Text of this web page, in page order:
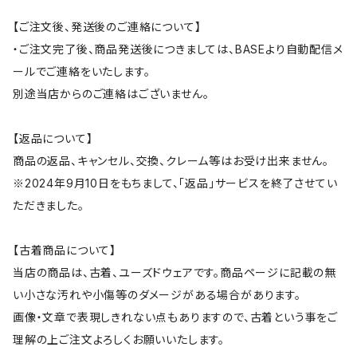
【ご注文後、発送後のご連絡について】
・ご注文完了後、商品発送後につきましては、BASEより自動配信メ
ールでご連絡をいたします。
別途当店からのご連絡はございません。
【返品について】
商品の返品、キャンセル、交換、クレーム等はお受け出来ません。
※2024年9月10日をもちまして、「返品」サービスを終了させてい
ただきました。
【古着商品について】
当店の商品は、古着、ユーズドウェアです。商品ページに記載の無
い小さな汚れや小傷等のダメージがある場合があります。
画像・文章で表現しきれない点もありますので、古着という事をご
理解の上ご注文よろしくお願いいたします。